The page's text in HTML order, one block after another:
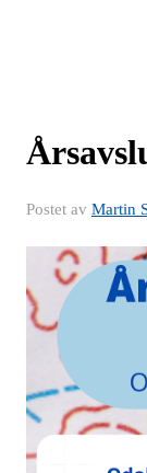
Postet av Martin